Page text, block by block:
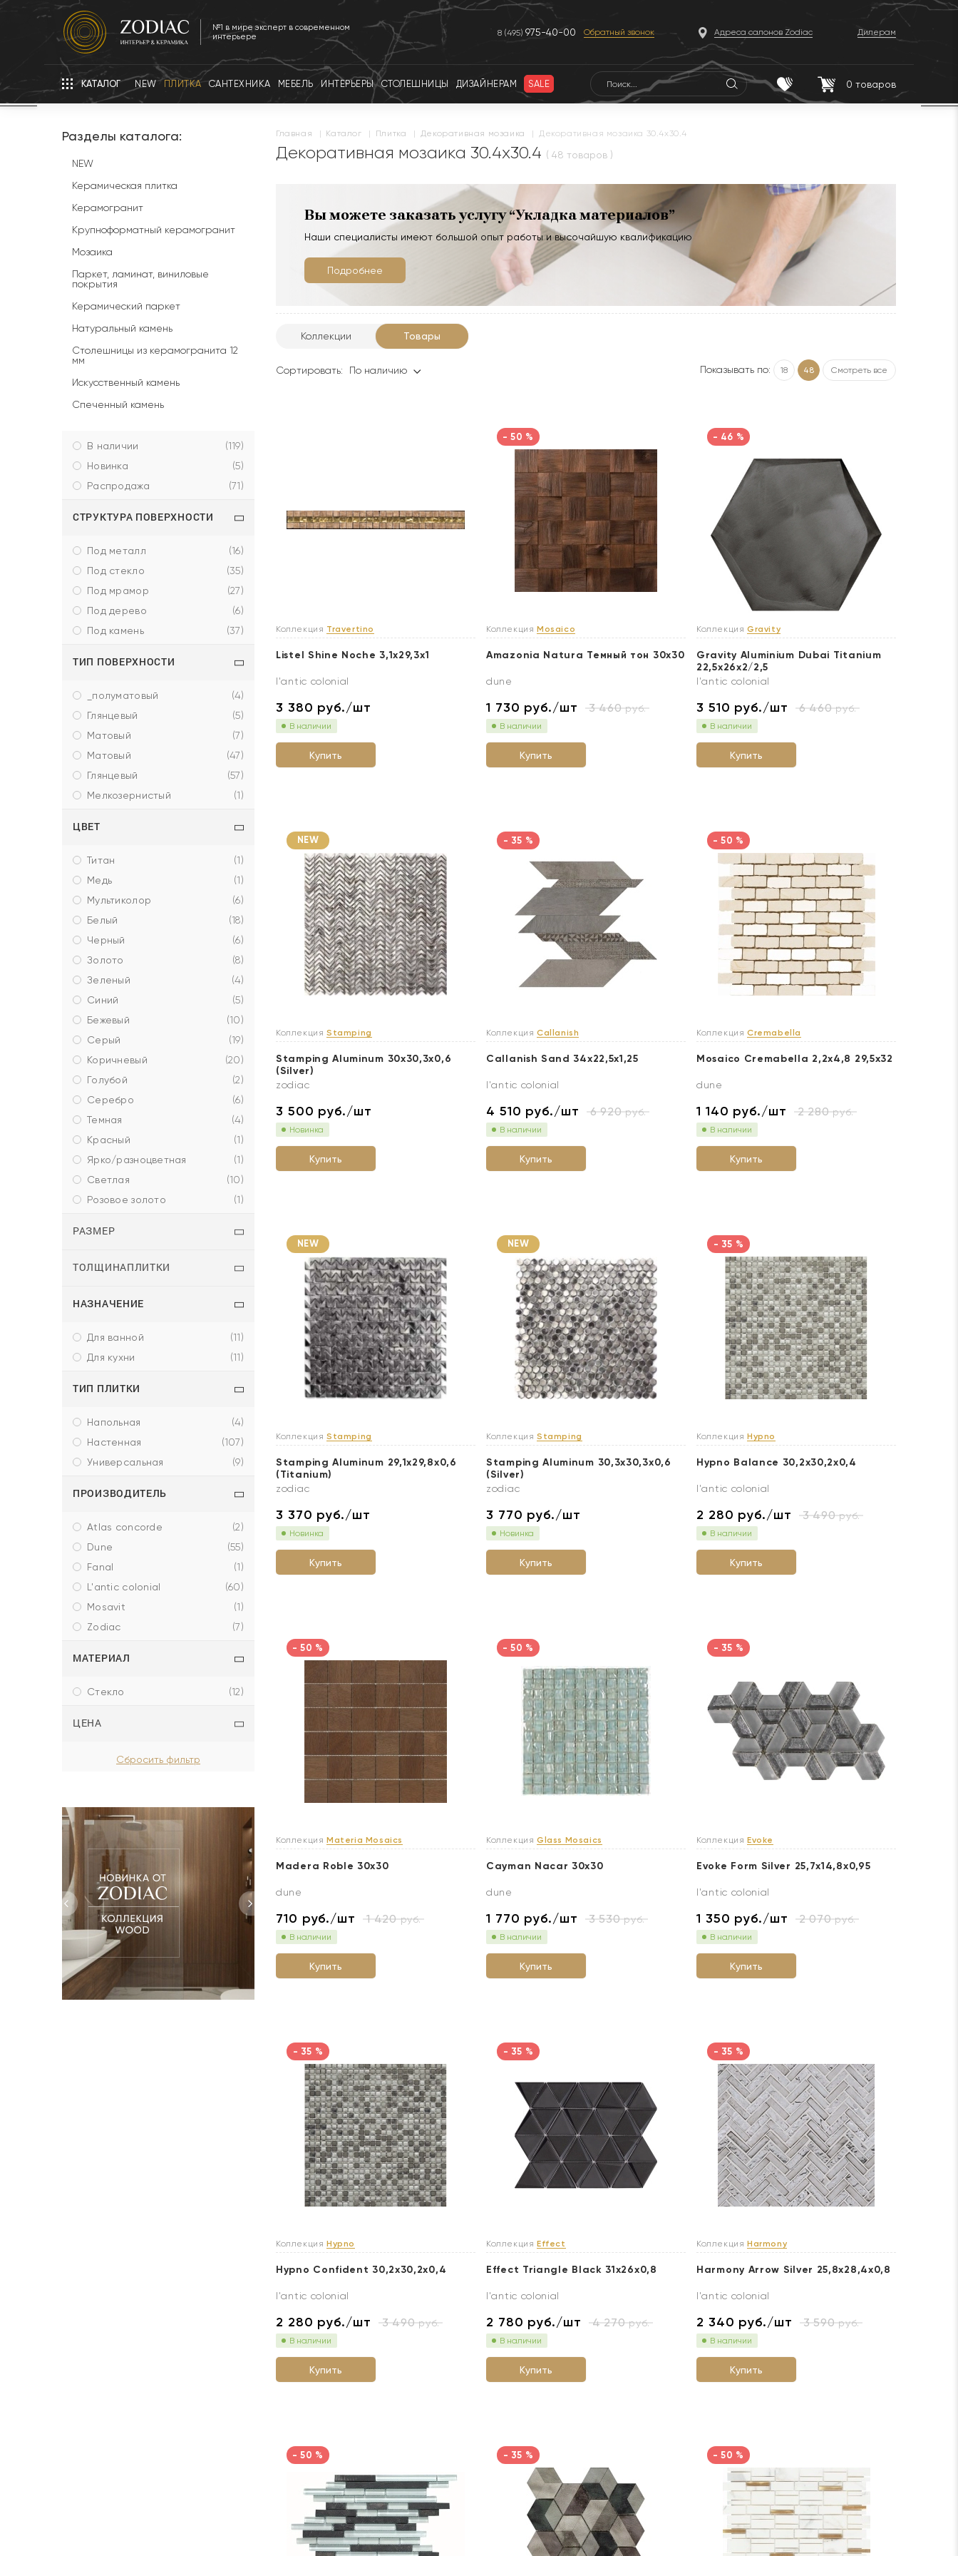
№1 в мире эксперт в современном
интерьере
8 (495) 975-40-00 Обратный звонок Адреса салонов Zodiac Дилерам
КАТАЛОГ NEW ПЛИТКА САНТЕХНИКА МЕБЕЛЬ ИНТЕРЬЕРЫ СТОЛЕШНИЦЫ ДИЗАЙНЕРАМ SALE 0 товаров
Разделы каталога:
NEW
Керамическая плитка
Керамогранит
Крупноформатный керамогранит
Мозаика
Паркет, ламинат, виниловые
покрытия
Керамический паркет
Натуральный камень
Столешницы из керамогранита 12
мм
Искусственный камень
Спеченный камень
в наличии (119)
новинка
(5)
распродажа
(71)
СТРУКТУРА ПОВЕРХНОСТИ
под металл (16)
под стекло
(35)
под мрамор
(27)
под дерево
(6)
под камень
(37)
ТИП ПОВЕРХНОСТИ
_полуматовый (4)
глянцевый
(5)
матовый
(7)
матовый
(47)
глянцевый
(57)
мелкозернистый
(1)
ЦВЕТ
титан (1)
медь
(1)
мультиколор
(6)
белый
(18)
черный
(6)
золото
(8)
зеленый
(4)
синий
(5)
бежевый
(10)
серый
(19)
коричневый
(20)
голубой
(2)
серебро
(6)
темная
(4)
красный
(1)
ярко/разноцветная
(1)
светлая
(10)
розовое золото
(1)
РАЗМЕР
ТОЛЩИНАПЛИТКИ
НАЗНАЧЕНИЕ
для ванной (11)
для кухни
(11)
ТИП ПЛИТКИ
напольная (4)
настенная
(107)
универсальная
(9)
ПРОИЗВОДИТЕЛЬ
atlas concorde (2)
dune
(55)
fanal
(1)
l'antic colonial
(60)
mosavit
(1)
zodiac
(7)
МАТЕРИАЛ
стекло (12)
ЦЕНА
главная | каталог | плитка | декоративная мозаика | Декоративная мозаика 30.4x30.4
Декоративная мозаика 30.4x30.4 ( 48 товаров )
Вы можете заказать услугу “Укладка материалов”
Наши специалисты имеют большой опыт работы и высочайшую квалификацию
Подробнее
Коллекции Товары
Сортировать: По наличию Показывать по: 18 48 Смотреть все
Коллекция Travertino
Listel Shine Noche 3,1x29,3x1
l'antic colonial
3 380 руб./шт
В наличии
Купить
- 50 %
Коллекция Mosaico
Amazonia Natura Темный тон 30x30
dune
1 730 руб./шт 3 460руб.
В наличии
Купить
- 46 %
Коллекция Gravity
Gravity Aluminium Dubai Titanium
22,5x26x2/2,5
l'antic colonial
3 510 руб./шт 6 460руб.
В наличии
Купить
NEW
Коллекция Stamping
Stamping Aluminum 30x30,3x0,6
(Silver)
zodiac
3 500 руб./шт
Новинка
Купить
- 35 %
Коллекция Callanish
Callanish Sand 34x22,5x1,25
l'antic colonial
4 510 руб./шт 6 920руб.
В наличии
Купить
- 50 %
Коллекция Cremabella
Mosaico Cremabella 2,2x4,8 29,5x32
dune
1 140 руб./шт 2 280руб.
В наличии
Купить
NEW
Коллекция Stamping
Stamping Aluminum 29,1x29,8x0,6
(Titanium)
zodiac
3 370 руб./шт
Новинка
Купить
NEW
Коллекция Stamping
Stamping Aluminum 30,3x30,3x0,6
(Silver)
zodiac
3 770 руб./шт
Новинка
Купить
- 35 %
Коллекция Hypno
Hypno Balance 30,2x30,2x0,4
l'antic colonial
2 280 руб./шт 3 490руб.
В наличии
Купить
- 50 %
Коллекция Materia Mosaics
Madera Roble 30x30
dune
710 руб./шт 1 420руб.
В наличии
Купить
- 50 %
Коллекция Glass Mosaics
Cayman Nacar 30x30
dune
1 770 руб./шт 3 530руб.
В наличии
Купить
- 35 %
Коллекция Evoke
Evoke Form Silver 25,7x14,8x0,95
l'antic colonial
1 350 руб./шт 2 070руб.
В наличии
Купить
- 35 %
Коллекция Hypno
Hypno Confident 30,2x30,2x0,4
l'antic colonial
2 280 руб./шт 3 490руб.
В наличии
Купить
- 35 %
Коллекция Effect
Effect Triangle Black 31x26x0,8
l'antic colonial
2 780 руб./шт 4 270руб.
В наличии
Купить
- 35 %
Коллекция Harmony
Harmony Arrow Silver 25,8x28,4x0,8
l'antic colonial
2 340 руб./шт 3 590руб.
В наличии
Купить
- 50 % - 35 % - 50 %